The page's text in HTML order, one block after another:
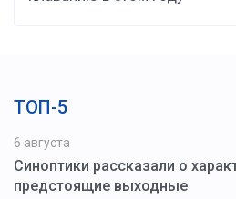
ТОП-5
6 августа
Синоптики рассказали о
предстоящие выходные